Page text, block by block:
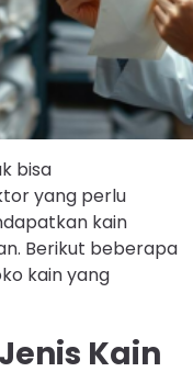
bisa
yang perlu
kain
Berikut beberapa
kain yang
Kain